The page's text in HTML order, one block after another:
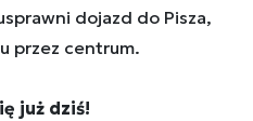
dojazd do Pisza,
przez centrum.
już dziś!